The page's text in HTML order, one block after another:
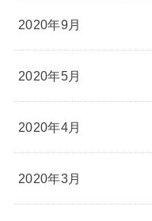
2020年9月
2020年5月
2020年4月
2020年3月